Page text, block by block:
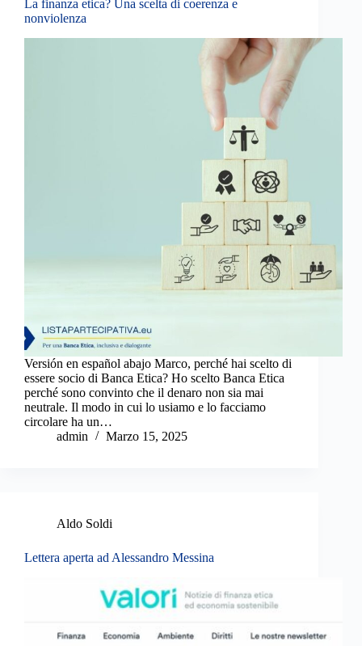
La finanza etica? Una scelta di coerenza e
nonviolenza
Versión en español abajo Marco, perché hai scelto di
essere socio di Banca Etica? Ho scelto Banca Etica
perché sono convinto che il denaro non sia mai
neutrale. Il modo in cui lo usiamo e lo facciamo
circolare ha un…
admin
Marzo 15, 2025
Aldo Soldi
Lettera aperta ad Alessandro Messina